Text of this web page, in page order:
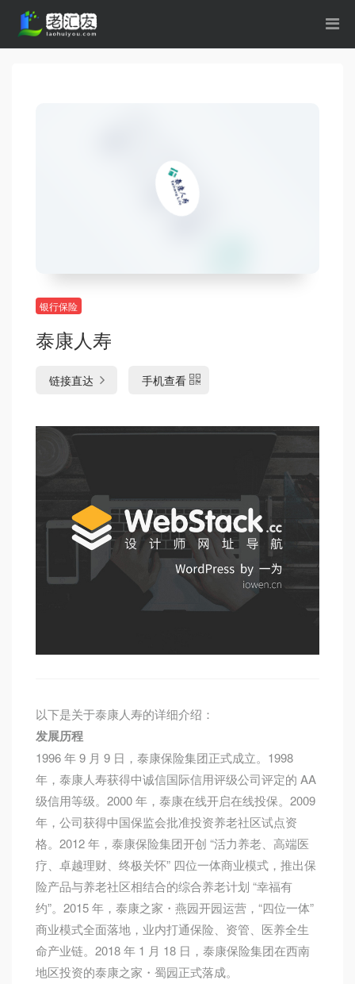
银行保险
泰康人寿
链接直达 手机查看
以下是关于泰康人寿的详细介绍：
发展历程
1996 年 9 月 9 日，泰康保险集团正式成立。1998
年，泰康人寿获得中诚信国际信用评级公司评定的 AA
级信用等级。2000 年，泰康在线开启在线投保。2009
年，公司获得中国保监会批准投资养老社区试点资
格。2012 年，泰康保险集团开创 “活力养老、高端医
疗、卓越理财、终极关怀” 四位一体商业模式，推出保
险产品与养老社区相结合的综合养老计划 “幸福有
约”。2015 年，泰康之家・燕园开园运营，“四位一体”
商业模式全面落地，业内打通保险、资管、医养全生
命产业链。2018 年 1 月 18 日，泰康保险集团在西南
地区投资的泰康之家・蜀园正式落成。